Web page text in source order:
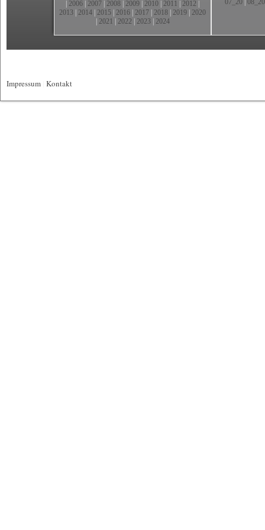
2006 2007 2008 2009 2010 2011 2012
2013 2014 2015 2016 2017 2018 2019 2020
2021 2022 2023| 2024
07_20 08_20
Impressum Kontakt